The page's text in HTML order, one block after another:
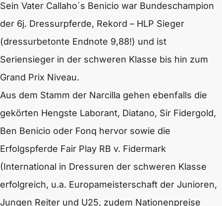
Sein Vater Callaho´s Benicio war Bundeschampion
der 6j. Dressurpferde, Rekord – HLP Sieger
(dressurbetonte Endnote 9,88!) und ist
Seriensieger in der schweren Klasse bis hin zum
Grand Prix Niveau.
Aus dem Stamm der Narcilla gehen ebenfalls die
gekörten Hengste Laborant, Diatano, Sir Fidergold,
Ben Benicio oder Fonq hervor sowie die
Erfolgspferde Fair Play RB v. Fidermark
(International in Dressuren der schweren Klasse
erfolgreich, u.a. Europameisterschaft der Junioren,
Jungen Reiter und U25, zudem Nationenpreise